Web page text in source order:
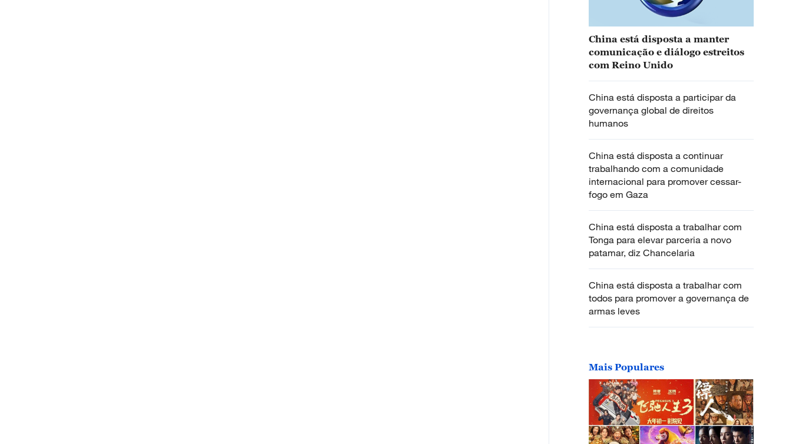
China está disposta a manter
comunicação e diálogo estreitos
com Reino Unido
China está disposta a participar da
governança global de direitos
humanos
China está disposta a continuar
trabalhando com a comunidade
internacional para promover cessar-
fogo em Gaza
China está disposta a trabalhar com
Tonga para elevar parceria a novo
patamar, diz Chancelaria
China está disposta a trabalhar com
todos para promover a governança de
armas leves
Mais Populares